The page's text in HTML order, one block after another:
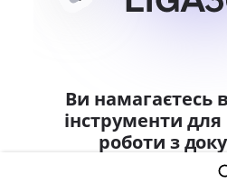
Ви намагаєтесь
інструменти для
роботи з
Ці можливості доступні
LIGA360. Залишайте